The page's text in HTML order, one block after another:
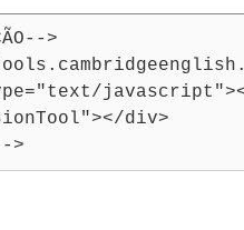
>
div>
>